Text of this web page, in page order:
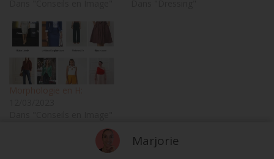
Marjorie
style vestimentaire ?
10/04/2023
Dans "Conseils en Image"
Dans "Conseils en Image"